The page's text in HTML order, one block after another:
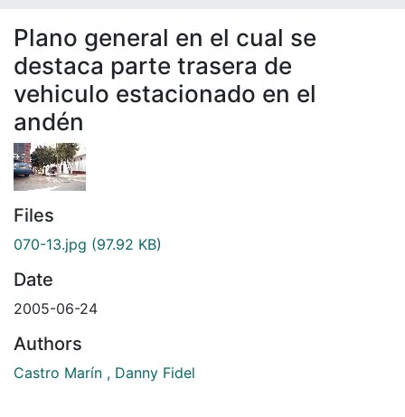
Plano general en el cual se
destaca parte trasera de
vehiculo estacionado en el
andén
Files
070-13.jpg (97.92 KB)
Date
2005-06-24
Authors
Castro Marín , Danny Fidel